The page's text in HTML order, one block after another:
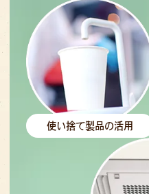
使い捨て製品の活用